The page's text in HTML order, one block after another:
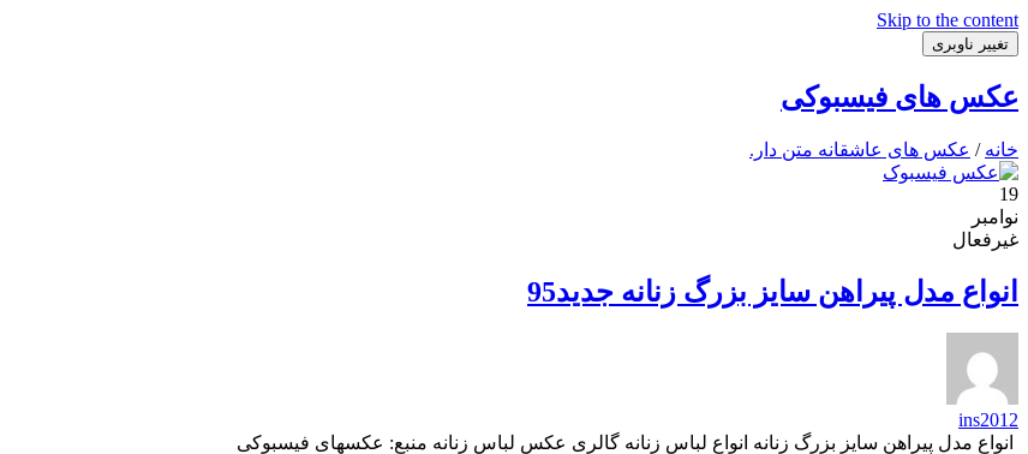
Skip to the content
تغییر ناوبری
عکس های فیسبوکی
خانه / عکس های عاشقانه متن دار.
19
نوامبر
غیرفعال
انواع مدل پیراهن سایز بزرگ زنانه جدید95
ins2012
انواع مدل پیراهن سایز بزرگ زنانه انواع لباس زنانه گالری عکس لباس زنانه منبع: عکسهای فیسبوکی